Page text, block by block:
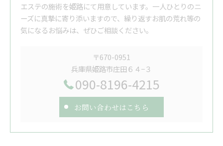
エステの施術を姫路にて用意しています。一人ひとりのニ
ーズに真摯に寄り添いますので、繰り返すお肌の荒れ等の
気になるお悩みは、ぜひご相談ください。
〒670-0951
兵庫県姫路市庄田６４−３
090-8196-4215
お問い合わせはこちら